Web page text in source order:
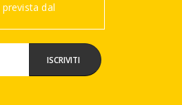
prevista dal